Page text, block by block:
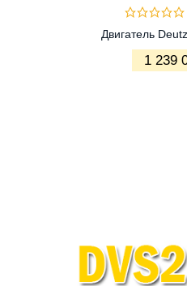
Двигатель
1 239